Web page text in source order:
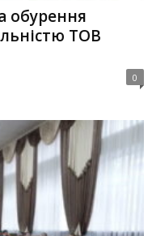
обурення
ТОВ
0